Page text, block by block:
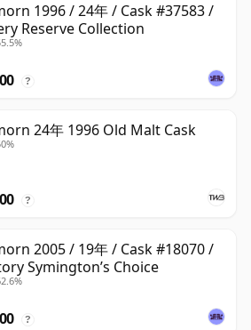
1996 / 24年 / Cask #37583 /
Reserve Collection
?
24年 1996 Old Malt Cask
?
2005 / 19年 / Cask #18070 /
Symington’s Choice
?